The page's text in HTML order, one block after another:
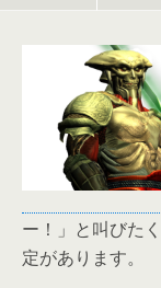
ー！」と叫びた
定があります。